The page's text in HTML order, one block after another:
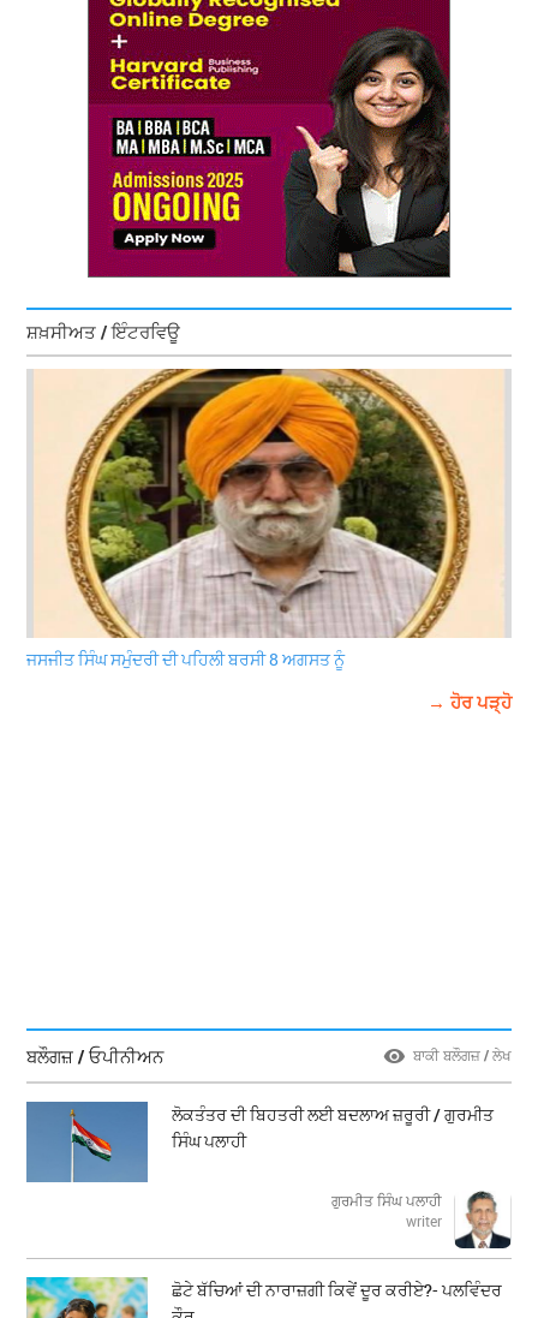
ਸ਼ਖ਼ਸੀਅਤ / ਇੰਟਰਵਿਊ
ਜਸਜੀਤ ਸਿੰਘ ਸਮੁੰਦਰੀ ਦੀ ਪਹਿਲੀ ਬਰਸੀ 8 ਅਗਸਤ ਨੂੰ
→ ਹੋਰ ਪੜ੍ਹੋ
ਬਲੌਗਜ਼ / ਓਪੀਨੀਅਨ ਬਾਕੀ ਬਲੌਗਜ਼ / ਲੇਖ
ਲੋਕਤੰਤਰ ਦੀ ਬਿਹਤਰੀ ਲਈ ਬਦਲਾਅ ਜ਼ਰੂਰੀ / ਗੁਰਮੀਤ
ਸਿੰਘ ਪਲਾਹੀ
ਗੁਰਮੀਤ ਸਿੰਘ ਪਲਾਹੀ
writer
ਛੋਟੇ ਬੱਚਿਆਂ ਦੀ ਨਾਰਾਜ਼ਗੀ ਕਿਵੇਂ ਦੂਰ ਕਰੀਏ?- ਪਲਵਿੰਦਰ